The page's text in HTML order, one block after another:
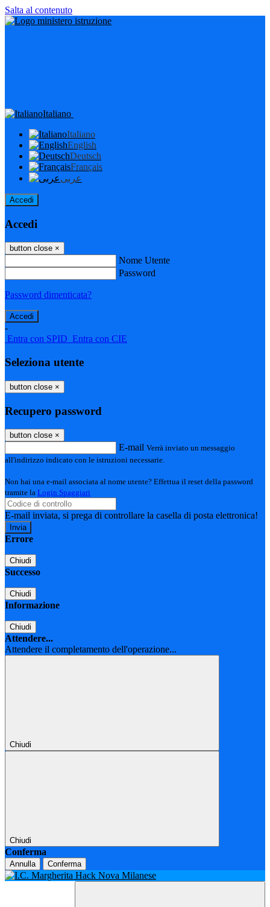
Salta al contenuto
Italiano
Italiano
English
Deutsch
Français
عربى
Accedi
Accedi
button close ×
Nome Utente
Password
Password dimenticata?
-
Entra con SPID Entra con CIE
Seleziona utente
button close ×
Recupero password
button close ×
E-mail Verrà inviato un messaggio
all'indirizzo indicato con le istruzioni necessarie.
Non hai una e-mail associata al nome utente? Effettua il reset della password
tramite la Login Spaggiari
E-mail inviata, si prega di controllare la casella di posta elettronica!
Errore
Chiudi
Successo
Chiudi
Informazione
Chiudi
Attendere...
Attendere il completamento dell'operazione...
Chiudi
Chiudi
Conferma
Annulla Conferma